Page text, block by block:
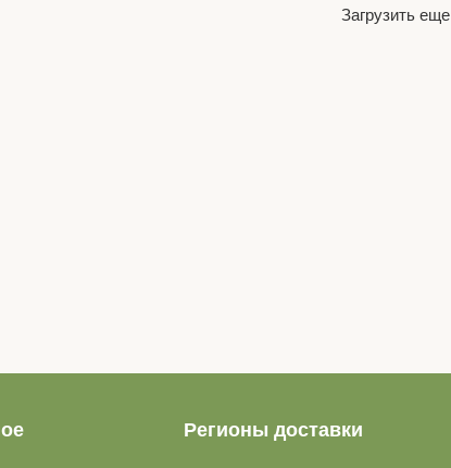
Загрузить еще
Регионы доставки